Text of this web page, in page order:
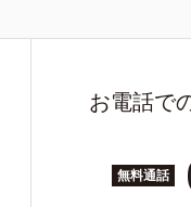
お電話で
無料通話